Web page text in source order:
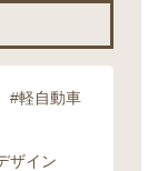
#軽自動車
ザイン